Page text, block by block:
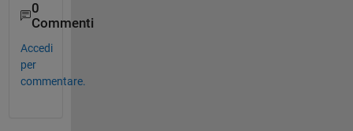
0
Commenti
Accedi
per
commentare.